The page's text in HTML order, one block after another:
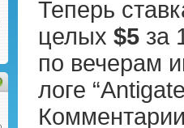
Теперь
целых $5 за
по вечерам
логе